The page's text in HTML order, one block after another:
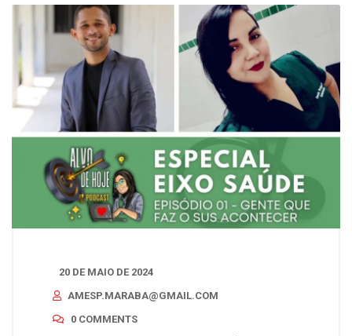
20 DE MAIO DE 2024
AMESP.MARABA@GMAIL.COM
0 COMMENTS